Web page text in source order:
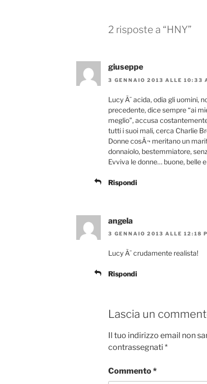
2 risposte a “HNY”
giuseppe
3 GENNAIO 2013 ALLE 10:33
Lucy Ã¨ acida, odia gli uomini,
precedente, dice sempre “ai
meglio”, accusa
tutti i suoi mali, cerca Charlie
Donne cosÃ¬ meritano un
donnaiolo, bestemmiatore,
Evviva le donne… buone, belle
Rispondi
angela
3 GENNAIO 2013 ALLE 12:18
Lucy Ã¨ crudamente realista!
Rispondi
Lascia un
Il tuo indirizzo email non
contrassegnati *
Commento*